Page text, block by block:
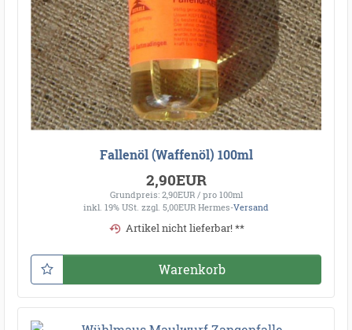
Fallenöl (Waffenöl) 100ml
2,90EUR
Grundpreis: 2,90EUR / pro 100ml
inkl. 19% USt. zzgl. 5,00EUR Hermes-Versand
Artikel nicht lieferbar! **
Warenkorb